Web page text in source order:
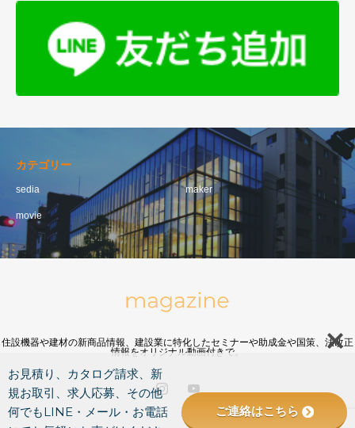
カテゴリー
sedia maker
movie
住設機器や建材の新商品情報、建設業に特化したセミナーや助成金や国策、法改正
情報をオリジナル動画付きで。
お見積り、カタログ請求、新
規お取引、求人応募、その他
何でもLINE・メール・お電話
ご連絡はこちら